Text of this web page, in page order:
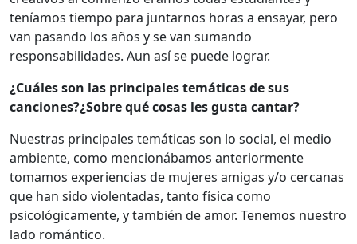
teníamos tiempo para juntarnos horas a ensayar, pero
van pasando los años y se van sumando
responsabilidades. Aun así se puede lograr.
¿Cuáles son las principales temáticas de sus
canciones?¿Sobre qué cosas les gusta cantar?
Nuestras principales temáticas son lo social, el medio
ambiente, como mencionábamos anteriormente
tomamos experiencias de mujeres amigas y/o cercanas
que han sido violentadas, tanto física como
psicológicamente, y también de amor. Tenemos nuestro
lado romántico.